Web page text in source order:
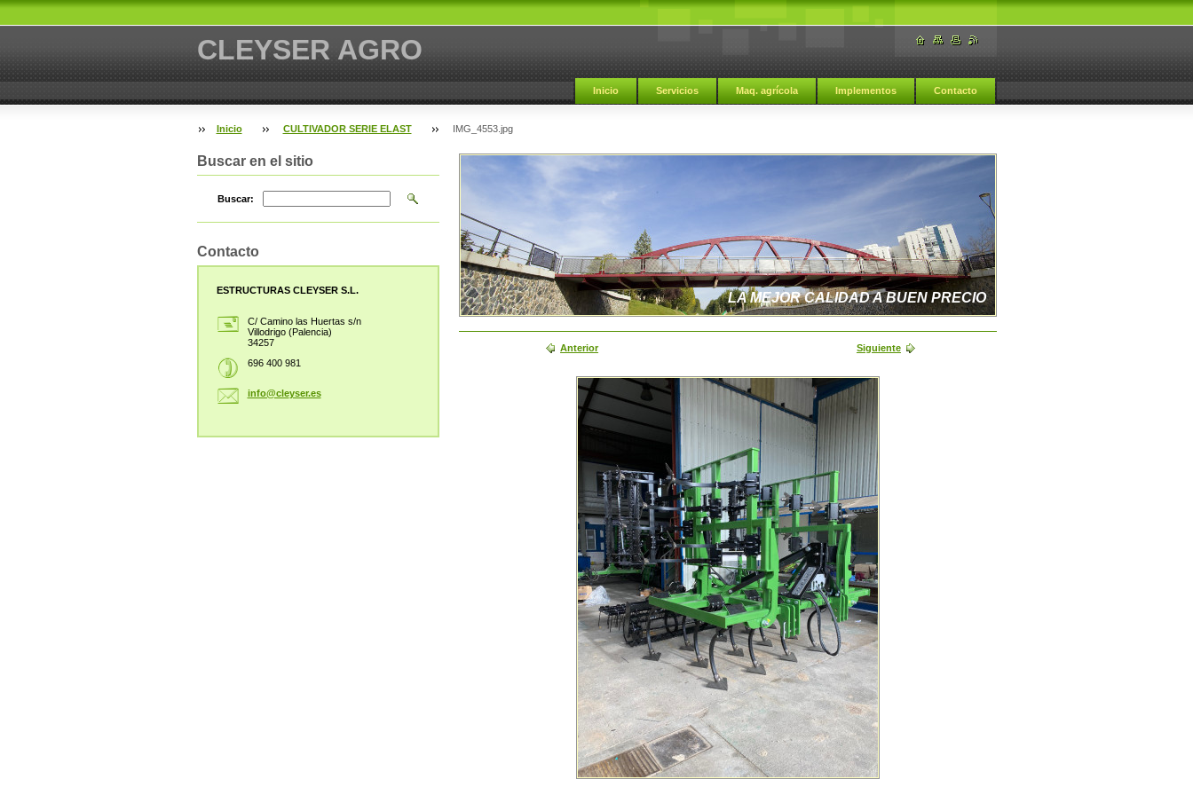
CLEYSER AGRO
Inicio Servicios Maq. agrícola Implementos Contacto
Inicio CULTIVADOR SERIE ELAST IMG_4553.jpg
LA MEJOR CALIDAD A BUEN PRECIO
Anterior Siguiente
Buscar en el sitio
Buscar:
Contacto
ESTRUCTURAS CLEYSER S.L.
C/ Camino las Huertas s/n
Villodrigo (Palencia)
34257
696 400 981
info@cleyser.es